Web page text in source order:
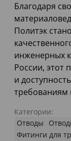
Благодаря
Политэк
инженерных
России, этот
и
требованиям
Категории:
Отводы
Фитинги для